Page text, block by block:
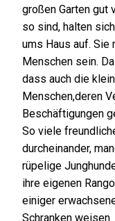
großen Garten gut
so sind, halten
ums Haus auf. Sie
Menschen sein.
dass auch die
Menschen,deren
Beschäftigungen
So viele
durcheinander,
rüpelige
ihre eigenen
einiger
Schranken